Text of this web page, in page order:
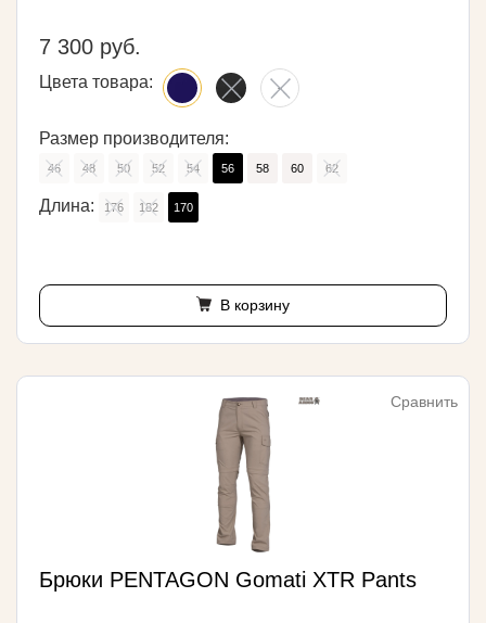
7 300 руб.
Цвета товара:
Размер производителя:
46 48 50 52 54 56 58 60 62
Длина: 176 182 170
В корзину
Сравнить
Брюки PENTAGON Gomati XTR Pants